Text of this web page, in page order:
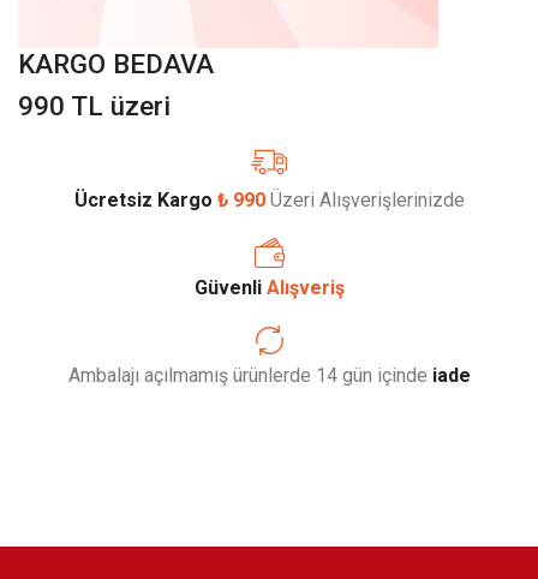
KARGO BEDAVA
990 TL üzeri
Ücretsiz Kargo ₺ 990Üzeri Alışverişlerinizde
Güvenli Alışveriş
Ambalajı açılmamış ürünlerde 14 gün içinde iade